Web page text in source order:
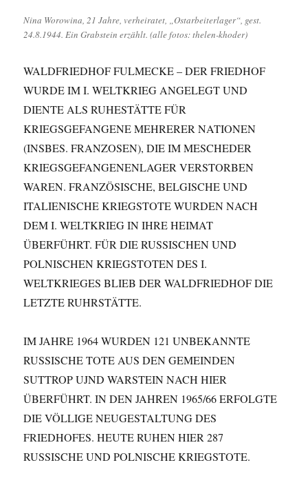
Recherchen
Nina Worowina, 21 Jahre, verheiratet, „Ostarbeiterlager“, gest.
24.8.1944. Ein Grabstein erzählt. (alle fotos: thelen-khoder)
WALDFRIEDHOF FULMECKE – DER FRIEDHOF
WURDE IM I. WELTKRIEG ANGELEGT UND
DIENTE ALS RUHESTÄTTE FÜR
KRIEGSGEFANGENE MEHRERER NATIONEN
(INSBES. FRANZOSEN), DIE IM MESCHEDER
KRIEGSGEFANGENENLAGER VERSTORBEN
WAREN. FRANZÖSISCHE, BELGISCHE UND
ITALIENISCHE KRIEGSTOTE WURDEN NACH
DEM I. WELTKRIEG IN IHRE HEIMAT
ÜBERFÜHRT. FÜR DIE RUSSISCHEN UND
POLNISCHEN KRIEGSTOTEN DES I.
WELTKRIEGES BLIEB DER WALDFRIEDHOF DIE
LETZTE RUHRSTÄTTE.
IM JAHRE 1964 WURDEN 121 UNBEKANNTE
RUSSISCHE TOTE AUS DEN GEMEINDEN
SUTTROP UJND WARSTEIN NACH HIER
ÜBERFÜHRT. IN DEN JAHREN 1965/66 ERFOLGTE
DIE VÖLLIGE NEUGESTALTUNG DES
FRIEDHOFES. HEUTE RUHEN HIER 287
RUSSISCHE UND POLNISCHE KRIEGSTOTE.